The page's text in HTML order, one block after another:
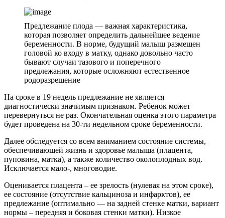
Предлежание плода — важная характеристика,
которая позволяет определить дальнейшее ведение
беременности. В норме, будущий малыш размещен
головой ко входу в матку, однако довольно часто
бывают случаи тазового и поперечного
предлежания, которые осложняют естественное
родоразрешение
На сроке в 19 недель предлежание не является
диагностически значимым признаком. Ребенок может
перевернуться не раз. Окончательная оценка этого параметра
будет проведена на 30-ти недельном сроке беременности.
Далее обследуется со всем вниманием состояние системы,
обеспечивающей жизнь и здоровье малыша (плацента,
пуповина, матка), а также количество околоплодных вод.
Исключается мало-, многоводие.
Оценивается плацента – ее зрелость (нулевая на этом сроке),
ее состояние (отсутствие кальциноза и инфарктов), ее
предлежание (оптимально — на задней стенке матки, вариант
нормы – передняя и боковая стенки матки). Низкое